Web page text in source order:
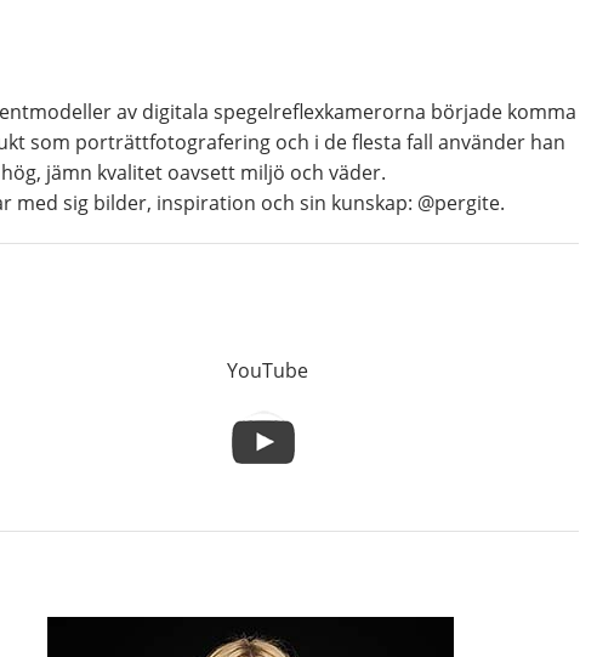
av digitala spegelreflexkamerorna började komma
som porträttfotografering och i de flesta fall använder han
jämn kvalitet oavsett miljö och väder.
sig bilder, inspiration och sin kunskap: @pergite.
YouTube